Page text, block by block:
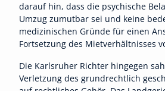
darauf hin, dass die psychische
Umzug zumutbar sei und keine
medizinischen Gründe für einen
Fortsetzung des Mietverhältnisses
Die Karlsruher Richter hingegen
Verletzung des grundrechtlich